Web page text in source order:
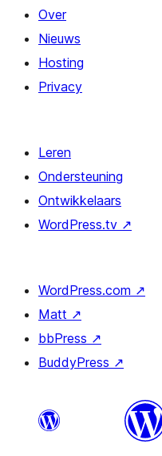
Over
Nieuws
Hosting
Privacy
Leren
Ondersteuning
Ontwikkelaars
WordPress.tv ↗
WordPress.com ↗
Matt ↗
bbPress ↗
BuddyPress ↗